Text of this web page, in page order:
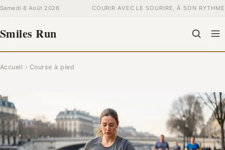
Samedi 8 Août 2026 COURIR AVEC LE SOURIRE, À SON RYTHME
Smiles Run
Rechercher
Accueil › Course à pied